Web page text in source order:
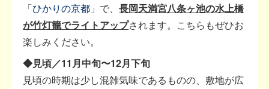
「ひかりの京都 」で、長岡天満宮八条ヶ池の水上橋
が竹灯籠でライトアップされます。こちらもぜひお
楽しみください。
◆見頃／11月中旬〜12月下旬
見頃の時期は少し混雑気味であるものの、敷地が広